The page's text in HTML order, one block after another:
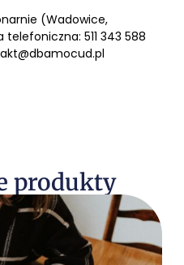
(Wadowice,
511 343 588
produkty